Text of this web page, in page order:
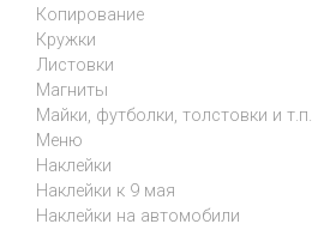
Копирование
Кружки
Листовки
Магниты
Майки, футболки, толстовки и т.п.
Меню
Наклейки
Наклейки к 9 мая
Наклейки на автомобили